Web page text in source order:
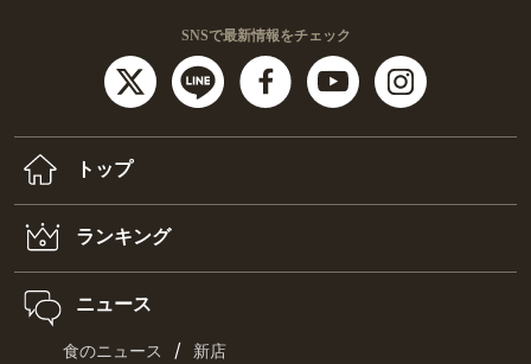
SNSで最新情報をチェック
トップ
ランキング
ニュース
食のニュース / 新店